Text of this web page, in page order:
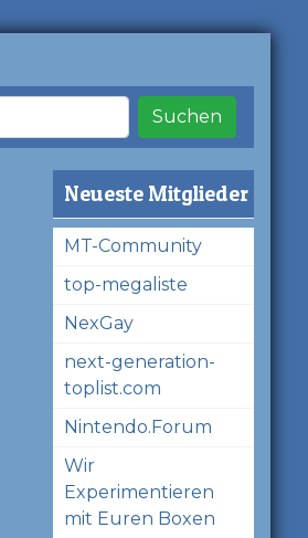
Suchen
Neueste Mitglieder
MT-Community
top-megaliste
NexGay
next-generation-
toplist.com
Nintendo.Forum
Wir
Experimentieren
mit Euren Boxen